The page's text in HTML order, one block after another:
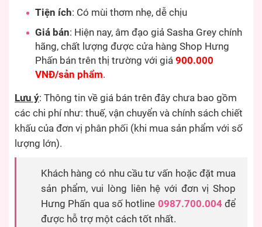
Tiện ích: Có mùi thơm nhẹ, dễ chịu
Giá bán: Hiện nay, âm đạo giả Sasha Grey chính
hãng, chất lượng được cửa hàng Shop Hưng
Phấn bán trên thị trường với giá 900.000
VNĐ/sản phẩm.
Lưu ý: Thông tin về giá bán trên đây chưa bao gồm
các chi phí như: thuế, vận chuyển và chính sách chiết
khấu của đơn vị phân phối (khi mua sản phẩm với số
lượng lớn).
Khách hàng có nhu cầu tư vấn hoặc đặt mua
sản phẩm, vui lòng liên hệ với đơn vị Shop
Hưng Phấn qua số hotline 0987.700.004để
được hỗ trợ một cách tốt nhất.